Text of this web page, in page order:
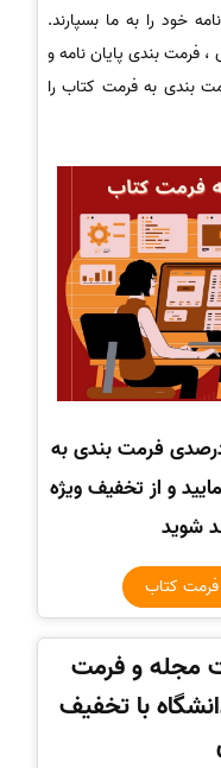
خود را به ما بسپارند.
بندی پایان نامه و
بندی به فرمت کتاب را
ثبت سفارش با تخفیف 15 درصدی فرمت بندی به
و از تخفیف ویژه
شوید
فرمت کتاب
مجله و فرمت
با تخفیف